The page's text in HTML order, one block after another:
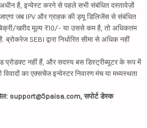
अधीन है, इन्वेस्ट करने से पहले सभी संबंधित दस्तावेज़ों
जब IPV और ग्राहक की ड्यू डिलिजेंस से संबंधित
खरीद मूल्य ₹10/- या उससे कम है, तो अधिकतम
SEBI द्वारा निर्धारित सीमा से अधिक नहीं
नहीं हैं, और सदस्य बस डिस्ट्रीब्यूटर के रूप में
का एक्सचेंज इन्वेस्टर निवारण मंच या मध्यस्थता
support@5paisa.com, सपोर्ट डेस्क